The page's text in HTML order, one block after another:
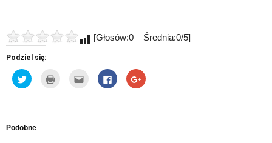
[Głosów:0 Średnia:0/5]
Podziel się:
Udostępnij
na
nowym
Kliknij
wydrukować(Otwiera
Kliknij,
wysłać
Click
to
share
Click
to
Podobne